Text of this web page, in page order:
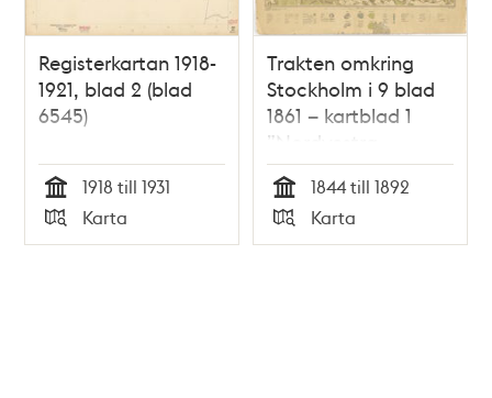
Registerkartan 1918-
1921, blad 2 (blad
6545)
Tid
1918 till 1931
Typ
Karta
Trakten omkring
Stockholm i 9 blad
1861 – kartblad 1
”Nordvestra
bladet”, översett
1892
Tid
1844 till 1892
Typ
Karta